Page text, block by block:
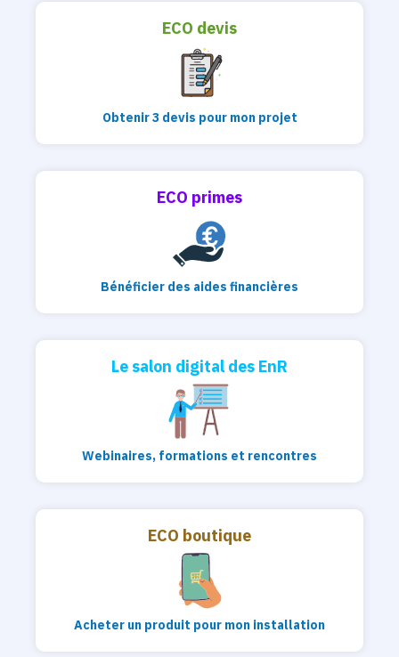
ECO devis
Obtenir 3 devis pour mon projet
ECO primes
Bénéficier des aides financières
Le salon digital des EnR
Webinaires, formations et rencontres
ECO boutique
Acheter un produit pour mon installation